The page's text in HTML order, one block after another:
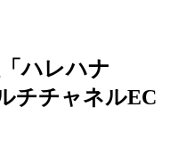
ハレハナ
チチャネルEC